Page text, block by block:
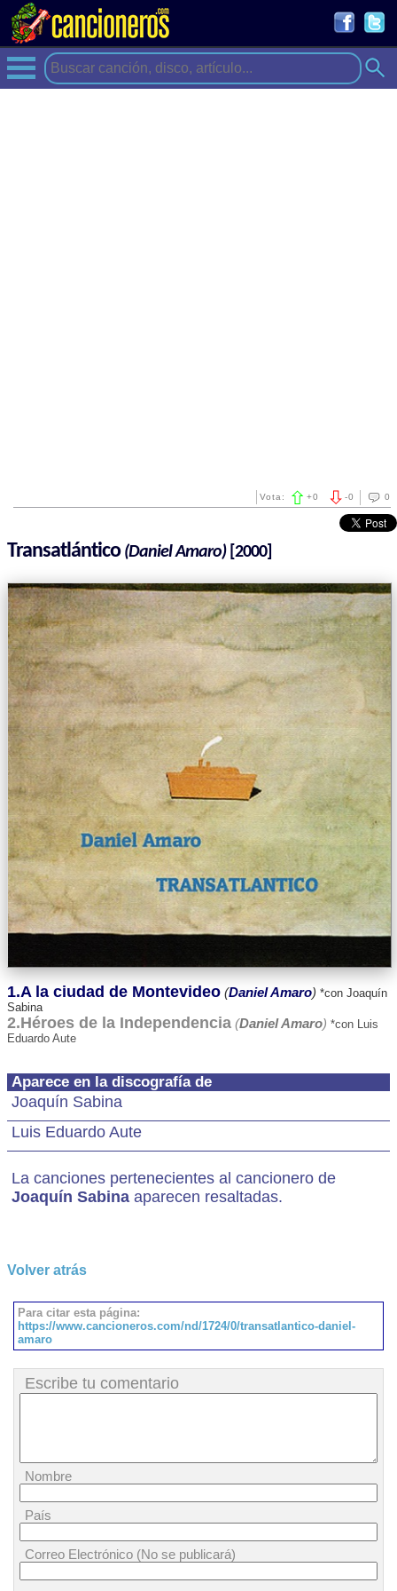
0
-0
Vota: +0
Transatlántico(Daniel Amaro)[2000]
Aparece en la discografía de
Joaquín Sabina
Luis Eduardo Aute
La canciones pertenecientes al cancionero de
Joaquín Sabina aparecen resaltadas.
1.A la ciudad de Montevideo (Daniel Amaro) *con Joaquín
Sabina
2.Héroes de la Independencia (Daniel Amaro) *con Luis
Eduardo Aute
Volver atrás
Para citar esta página:
https://www.cancioneros.com/nd/1724/0/transatlantico-daniel-
amaro
Escribe tu comentario
Nombre
País
Correo Electrónico (No se publicará)